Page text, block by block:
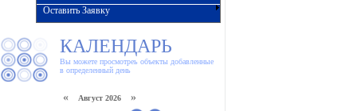
Оставить Заявку
КАЛЕНДАРЬ
Вы можете просмотреь объекты добавленные
в определенный день
« Август 2026 »